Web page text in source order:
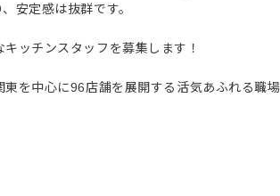
安定感は抜群です。
ッチンスタッフを募集します！
を中心に96店舗を展開する活気あふれる職場